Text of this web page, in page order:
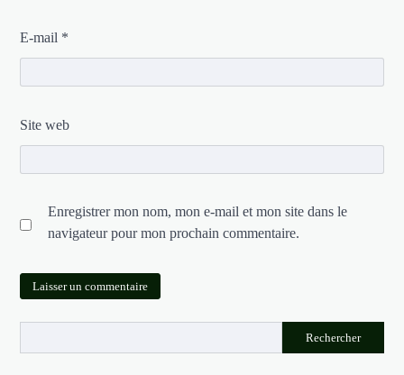
E-mail *
Site web
Enregistrer mon nom, mon e-mail et mon site dans le
navigateur pour mon prochain commentaire.
Rechercher